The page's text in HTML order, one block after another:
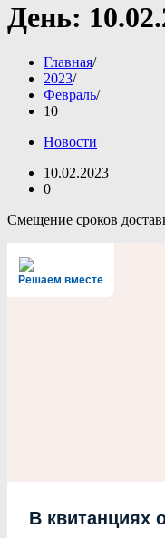
День:
Главная
2023
Февраль
10
Новости
10.02.2023
0
Смещение сроков
Решаем вместе
В квитанциях